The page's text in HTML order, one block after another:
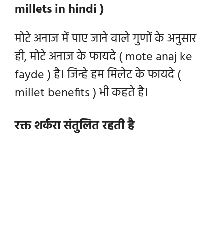
millets in hindi )
मोटे अनाज में पाए जाने वाले गुणों के अनुसार
ही, मोटे अनाज के फायदे ( mote anaj ke
fayde ) है। जिन्हे हममिलेट के फायदे (
millet benefits ) भी कहते है।
रक्त शर्करा संतुलित रहती है